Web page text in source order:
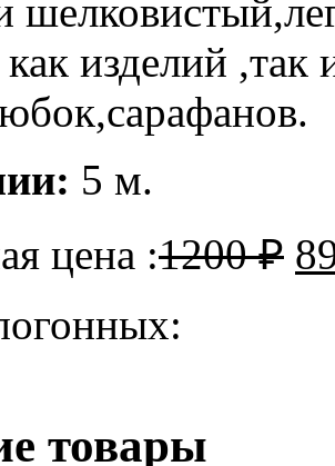
изделий ,так
5 м.
цена :1200₽
товары